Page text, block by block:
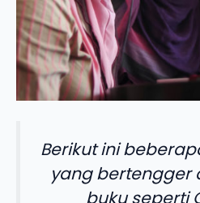
Berikut ini
yang bertengger
buku seperti